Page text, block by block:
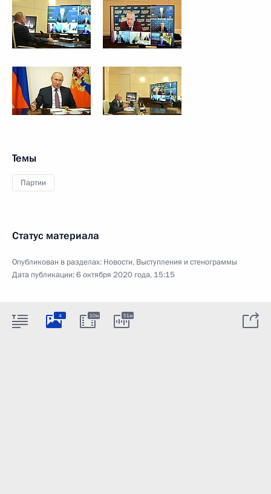
Темы
Партии
Статус материала
Опубликован в разделах: Новости, Выступления и стенограммы
Дата публикации:6 октября 2020 года, 15:15
4 10м 51м